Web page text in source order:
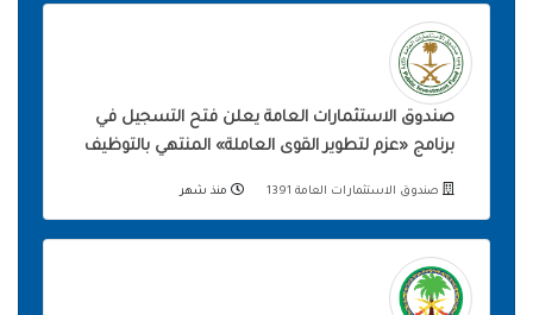
صندوق الاستثمارات العامة يعلن فتح التسجيل في
برنامج «عزم لتطوير القوى العاملة» المنتهي بالتوظيف
صندوق الاستثمارات العامة 1391 منذ شهر